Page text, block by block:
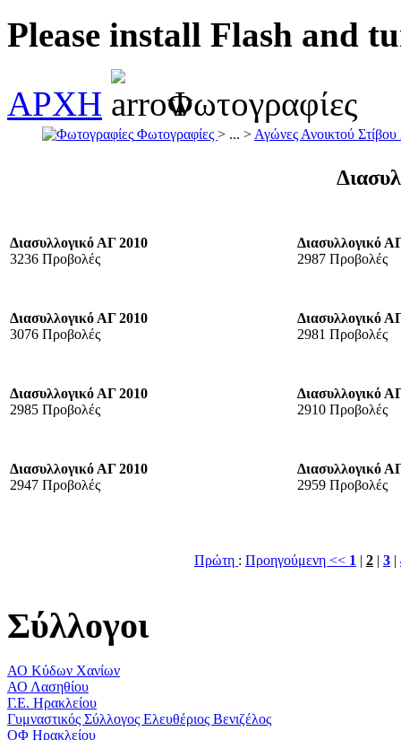
Please install Flash and
ΑΡΧΗ
Φωτογραφίες
Φωτογραφίες > ... > Αγώνες Ανοικτού
Διασυλλογικό ΑΓ 2010
3236 Προβολές
Διασυλλογικό
2987 Προβολές
Διασυλλογικό ΑΓ 2010
3076 Προβολές
Διασυλλογικό
2981 Προβολές
Διασυλλογικό ΑΓ 2010
2985 Προβολές
Διασυλλογικό
2910 Προβολές
Διασυλλογικό ΑΓ 2010
2947 Προβολές
Διασυλλογικό
2959 Προβολές
Πρώτη : Προηγούμενη << 1 | 2 | 3 |
Σύλλογοι
ΑΟ Κύδων Χανίων
ΑΟ Λασηθίου
Γ.Ε. Ηρακλείου
Γυμναστικός Σύλλογος Ελευθέριος Βενιζέλος
ΟΦ Ηρακλείου